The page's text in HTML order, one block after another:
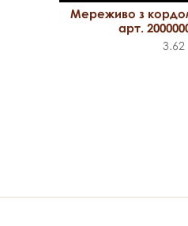
Мереживо з
арт.
3.62